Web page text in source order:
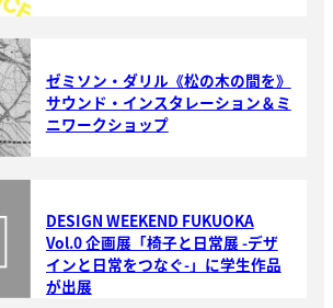
ゼミソン・ダリル《松の木の間を》
サウンド・インスタレーション＆ミ
ニワークショップ
DESIGN WEEKEND FUKUOKA
Vol.0 企画展「椅子と日常展 -デザ
インと日常をつなぐ-」に学生作品
が出展